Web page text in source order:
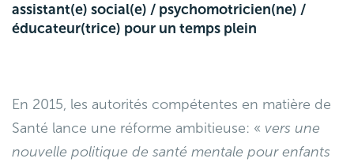
assistant(e) social(e) / psychomotricien(ne) /
éducateur(trice) pour un temps plein
En 2015, les autorités compétentes en matière de
Santé lance une réforme ambitieuse: « vers une
nouvelle politique de santé mentale pour enfants